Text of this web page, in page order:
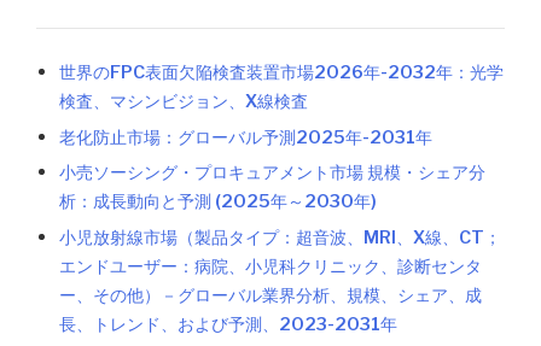
世界のFPC表面欠陥検査装置市場2026年-2032年：光学
検査、マシンビジョン、X線検査
老化防止市場：グローバル予測2025年-2031年
小売ソーシング・プロキュアメント市場 規模・シェア分
析：成長動向と予測 (2025年～2030年)
小児放射線市場（製品タイプ：超音波、MRI、X線、CT；
エンドユーザー：病院、小児科クリニック、診断センタ
ー、その他）－グローバル業界分析、規模、シェア、成
長、トレンド、および予測、2023-2031年